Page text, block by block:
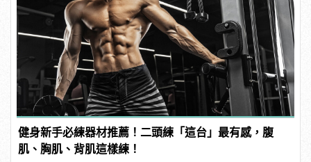
健身新手必練器材推薦！二頭練「這台」最有感，腹
肌、胸肌、背肌這樣練！